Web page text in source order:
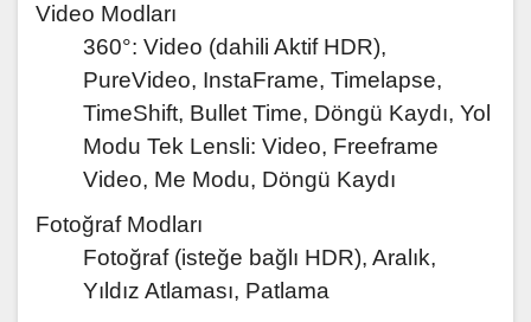
Video Modları
360°: Video (dahili Aktif HDR),
PureVideo, InstaFrame, Timelapse,
TimeShift, Bullet Time, Döngü Kaydı, Yol
Modu Tek Lensli: Video, Freeframe
Video, Me Modu, Döngü Kaydı
Fotoğraf Modları
Fotoğraf (isteğe bağlı HDR), Aralık,
Yıldız Atlaması, Patlama